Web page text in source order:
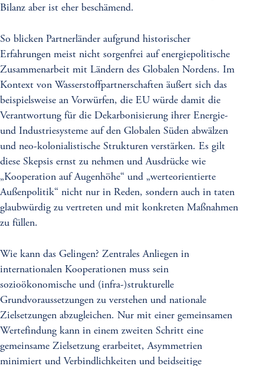
Bilanz aber ist eher beschämend.
So blicken Partnerländer aufgrund historischer
Erfahrungen meist nicht sorgenfrei auf energiepolitische
Zusammenarbeit mit Ländern des Globalen Nordens. Im
Kontext von Wasserstoffpartnerschaften äußert sich das
beispielsweise an Vorwürfen, die EU würde damit die
Verantwortung für die Dekarbonisierung ihrer Energie-
und Industriesysteme auf den Globalen Süden abwälzen
und neo-kolonialistische Strukturen verstärken. Es gilt
diese Skepsis ernst zu nehmen und Ausdrücke wie
„Kooperation auf Augenhöhe“ und „werteorientierte
Außenpolitik“ nicht nur in Reden, sondern auch in taten
glaubwürdig zu vertreten und mit konkreten Maßnahmen
zu füllen.
Wie kann das Gelingen? Zentrales Anliegen in
internationalen Kooperationen muss sein
sozioökonomische und (infra-)strukturelle
Grundvoraussetzungen zu verstehen und nationale
Zielsetzungen abzugleichen. Nur mit einer gemeinsamen
Wertefindung kann in einem zweiten Schritt eine
gemeinsame Zielsetzung erarbeitet, Asymmetrien
minimiert und Verbindlichkeiten und beidseitige